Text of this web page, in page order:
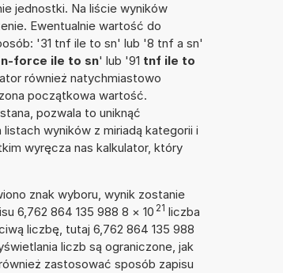
jednostki. Na liście wyników
Ewentualnie wartość do
'31 tnf ile to sn' lub '8 tnf a sn'
force ile to sn' lub '91 tnf ile to
również natychmiastowo
początkowa wartość.
pozwala to uniknąć
wyników z miriadą kategorii i
wyręcza nas kalkulator, który
znak wyboru, wynik zostanie
6,762 864 135 988 8 × 10 21 liczba
liczbę, tutaj 6,762 864 135 988
liczb są ograniczone, jak
zastosować sposób zapisu